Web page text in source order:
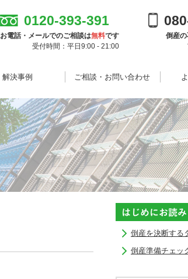
0120-393-391
お電話・メールでのご相談は無料です
受付時間：平日9:00 - 21:00
倒産
解決事例 ご相談・お問い合わせ
倒産を決断する
倒産準備チェッ